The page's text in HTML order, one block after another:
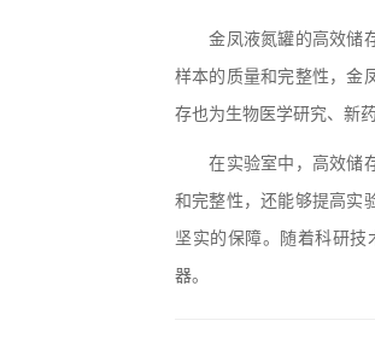
金凤液氮罐的高效储存
样本的质量和完整性，金
存也为生物医学研究、新
在实验室中，高效储存
和完整性，还能够提高实
坚实的保障。随着科研技
器。